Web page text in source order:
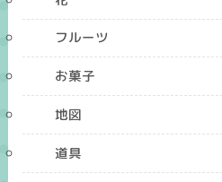
フルーツ
お菓子
地図
道具